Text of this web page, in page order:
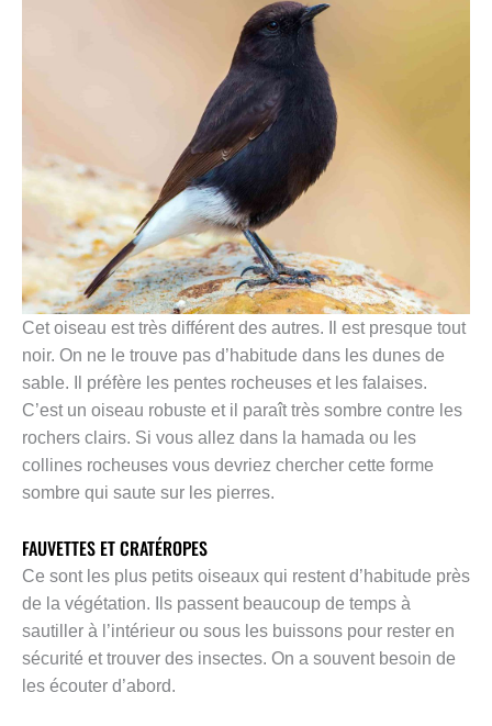
Cet oiseau est très différent des autres. Il est presque tout
noir. On ne le trouve pas d’habitude dans les dunes de
sable. Il préfère les pentes rocheuses et les falaises.
C’est un oiseau robuste et il paraît très sombre contre les
rochers clairs. Si vous allez dans la hamada ou les
collines rocheuses vous devriez chercher cette forme
sombre qui saute sur les pierres.
FAUVETTES ET CRATÉROPES
Ce sont les plus petits oiseaux qui restent d’habitude près
de la végétation. Ils passent beaucoup de temps à
sautiller à l’intérieur ou sous les buissons pour rester en
sécurité et trouver des insectes. On a souvent besoin de
les écouter d’abord.